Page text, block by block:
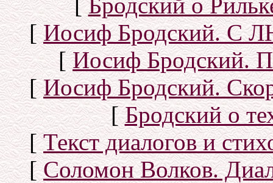
[Иосиф Бродский. С
[Иосиф Бродский.
[Иосиф Бродский.
[Бродский о
[Текст диалогов и
[Соломон Волков.